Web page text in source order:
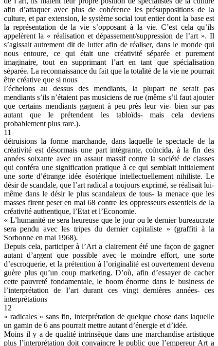
afin d’attaquer avec plus de cohérence les présuppositions de la
culture, et par extension, le système social tout entier dont la base est
la représentation de la vie s’opposant à la vie. C’est cela qu’ils
appelèrent la « réalisation et dépassement/suppression de l’art ». Il
s’agissait autrement dit de lutter afin de réaliser, dans le monde qui
nous entoure, ce qui était une créativité séparée et purement
imaginaire, tout en supprimant l’art en tant que spécialisation
séparée. La reconnaissance du fait que la totalité de la vie ne pourrait
être créative que si nous
l’échelons au dessus des mendiants, la plupart ne serait pas
mendiants s’ils n’étaient pas musiciens de rue (même s’il faut ajouter
que certains mendiants gagnent à peu près leur vie- bien sur pas
autant que le prétendent les tabloïds- mais cela deviens
probablement plus rare.).
11
détruisions la forme marchande, dans laquelle le spectacle de la
créativité est désormais une part intégrante, coïncida, à la fin des
années soixante avec un assaut massif contre la société de classes
qui conféra une signification pratique à ce qui semblait initialement
une sorte d’étrange idée ésotérique intellectuellement nihiliste. Le
désir de scandale, que l’art radical a toujours exprimé, se réalisait lui-
même dans le désir le plus scandaleux de tous- la menace que les
masses firent peser en mai 68 contre les oppresseurs essentiels de la
créativité authentique, l’Etat et l’Economie.
« L’humanité ne sera heureuse que le jour ou le dernier bureaucrate
sera pendu avec les tripes du dernier capitaliste » (graffiti à la
Sorbonne en mai 1968).
Depuis cela, participer à l’Art a clairement été une façon de gagner
autant d’argent que possible avec le moindre effort, une sorte
d’escroquerie, et la prétention à l’originalité est ouvertement devenu
guère plus qu’un coup marketing. D’où, afin d’essayer de cacher
cette pauvreté fondamentale, le boom énorme dans le business de
l’interprétation de l’art durant ces vingt dernières années- ces
interprétations
12
« radicales » sans fin, interprétation de quelque chose dans laquelle
un gamin de 6 ans pourrait mettre autant d’énergie et d’idée.
Moins il y a de qualité intrinsèque dans une marchandise artistique
plus l’interprétation doit convaincre le public que l’empereur Art a